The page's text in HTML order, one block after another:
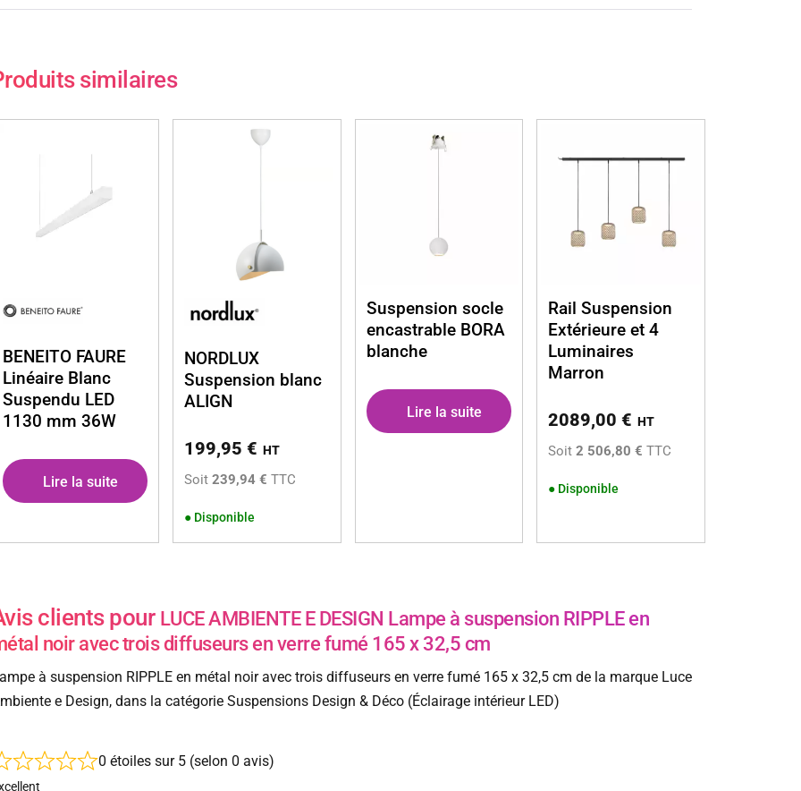
similaires
BENEITO FAURE
Linéaire Blanc
Suspendu LED
1130 mm 36W
Lire la suite
NORDLUX
Suspension blanc
ALIGN
199,95€ HT
Soit239,94 € TTC
● Disponible
Suspension socle
encastrable BORA
blanche
Lire la suite
Rail Suspension
Extérieure et 4
Luminaires
Marron
2089,00€ HT
Soit2 506,80 € TTC
● Disponible
clients pour LUCE AMBIENTE E DESIGN Lampe à suspension RIPPLE en
noir avec trois diffuseurs en verre fumé 165 x 32,5 cm
à suspension RIPPLE en métal noir avec trois diffuseurs en verre fumé 165 x 32,5 cm de la marque Luce
e Design, dans la catégorie Suspensions Design & Déco (Éclairage intérieur LED)
0 étoiles sur 5 (selon 0 avis)